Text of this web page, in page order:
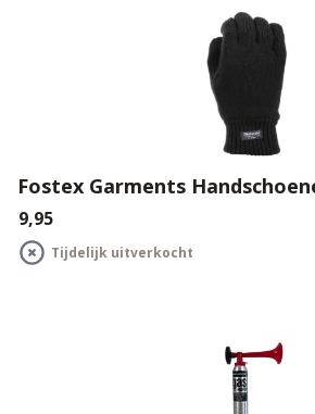
Fostex Garments
€9,95
Tijdelijk uitverkocht